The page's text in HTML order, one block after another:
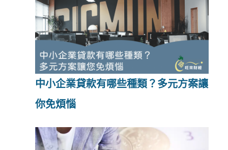
中小企業貸款有哪些種類？多元方案讓
你免煩惱